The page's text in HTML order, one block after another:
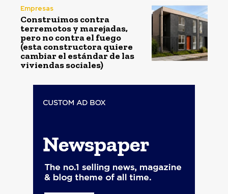
Empresas
Construimos contra
terremotos y marejadas,
pero no contra el fuego
(esta constructora quiere
cambiar el estándar de las
viviendas sociales)